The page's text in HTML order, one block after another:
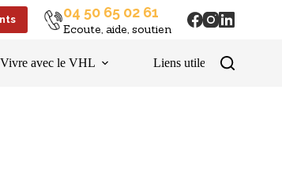
04 50 65 02 61
Ecoute, aide, soutien
Vivre avec le VHL Liens utiles